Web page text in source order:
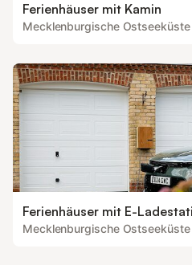
Ferienhäuser mit Kamin
Mecklenburgische Ostseeküste
Ferienhäuser mit E-
Mecklenburgische Ostseeküste